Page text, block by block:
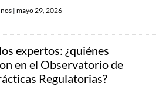
| mayo 29, 2026
expertos: ¿quiénes
en el Observatorio de
Regulatorias?